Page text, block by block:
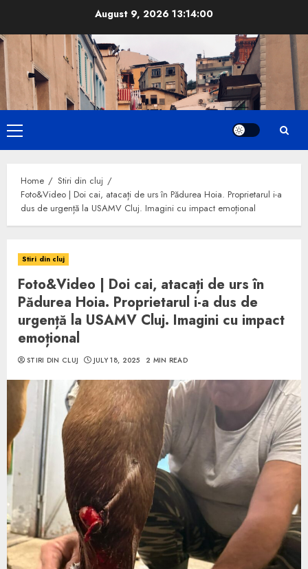
content
August 9, 202613:14:01
Primary
Menu
Home
Stiri din cluj
Foto&Video | Doi cai, atacați de urs în Pădurea Hoia. Proprietarul i-a
dus de urgență la USAMV Cluj. Imagini cu impact emoțional
Stiri din cluj
Foto&Video | Doi cai, atacați de urs în
Pădurea Hoia. Proprietarul i-a dus de
urgență la USAMV Cluj. Imagini cu impact
emoțional
STIRI DIN CLUJ JULY 18, 2025 2 MIN READ